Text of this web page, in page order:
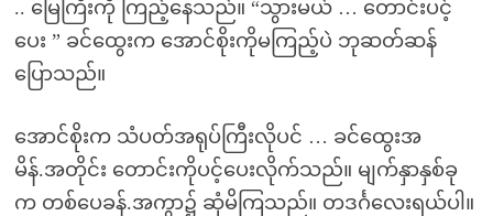
.. မြေကြီးကို ကြည့်နေသည်။ “သွားမယ် … တောင်းပင့်
ပေး ” ခင်ထွေးက အောင်စိုးကိုမကြည့်ပဲ ဘုဆတ်ဆန်
ပြောသည်။
အောင်စိုးက သံပတ်အရုပ်ကြီးလိုပင် … ခင်ထွေးအ
မိန်.အတိုင်း တောင်းကိုပင့်ပေးလိုက်သည်။ မျက်နှာနှစ်ခု
က တစ်ပေခန်.အကွာ၌ ဆုံမိကြသည်။ တဒင်္ဂလေးရယ်ပါ။